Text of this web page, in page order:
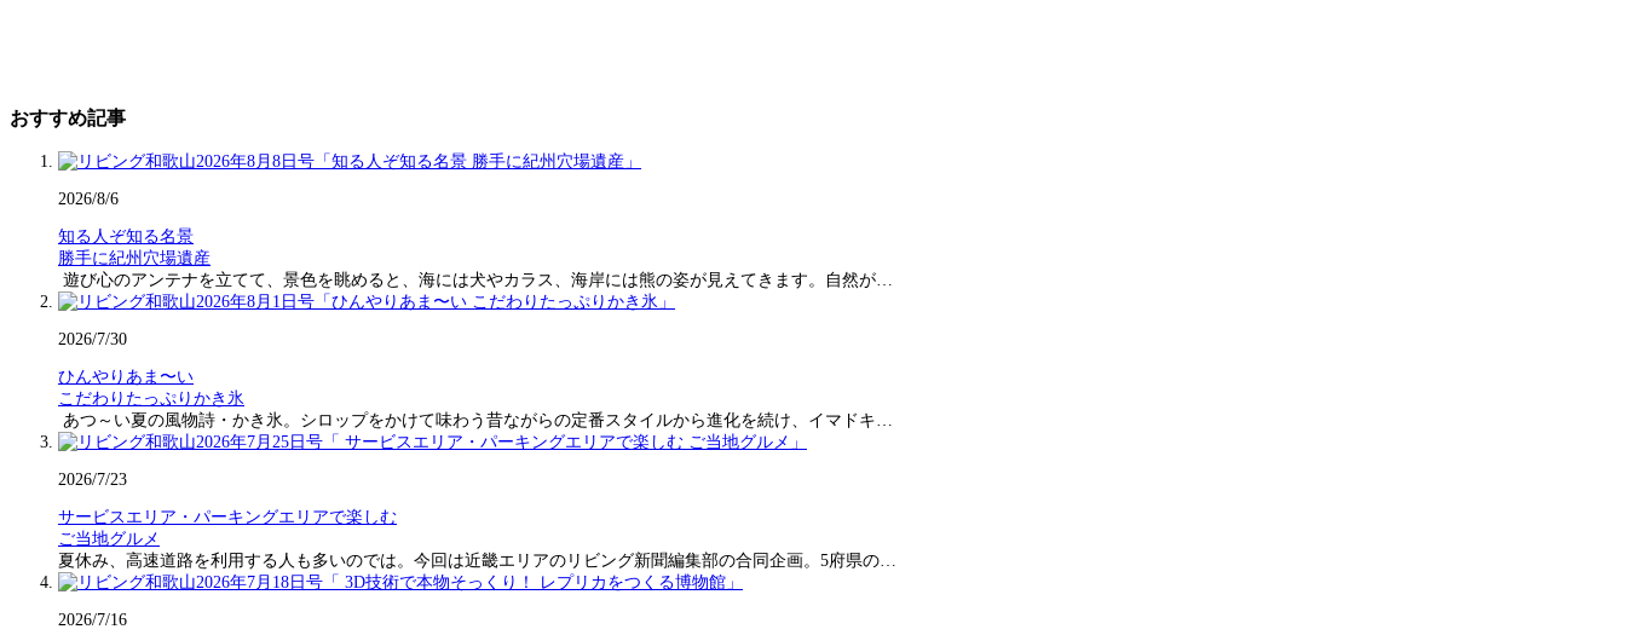
おすすめ記事
2026/8/6
知る人ぞ知る名景
勝手に紀州穴場遺産
遊び心のアンテナを立てて、景色を眺めると、海には犬やカラス、海岸には熊の姿が見えてきます。自然が…
2026/7/30
ひんやりあま〜い
こだわりたっぷりかき氷
あつ～い夏の風物詩・かき氷。シロップをかけて味わう昔ながらの定番スタイルから進化を続け、イマドキ…
2026/7/23
サービスエリア・パーキングエリアで楽しむ
ご当地グルメ
夏休み、高速道路を利用する人も多いのでは。今回は近畿エリアのリビング新聞編集部の合同企画。5府県の…
2026/7/16